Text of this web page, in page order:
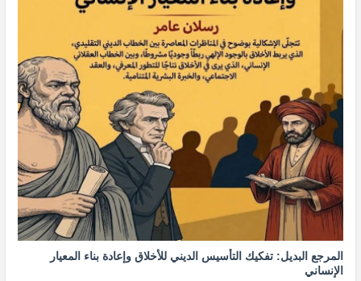
المرجع البديل: تفكيك التأسيس الديني للأخلاق وإعادة بناء المعيار
الإنساني